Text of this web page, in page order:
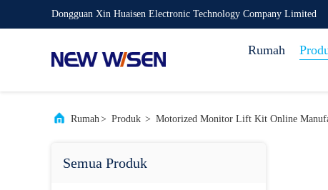
Dongguan Xin Huaisen Electronic Technology Company Limited
Rumah
Rumah> Produk > Motorized Monitor Lift Kit Online
Semua Produk